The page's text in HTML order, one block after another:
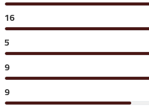
16
5
9
9